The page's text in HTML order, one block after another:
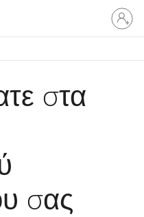
Είσοδος
στον
στα
σας